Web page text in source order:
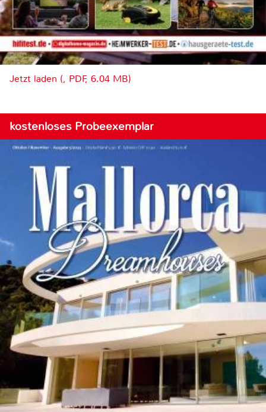
Jetzt laden (, PDF, 6.04 MB)
kostenloses Probeexemplar